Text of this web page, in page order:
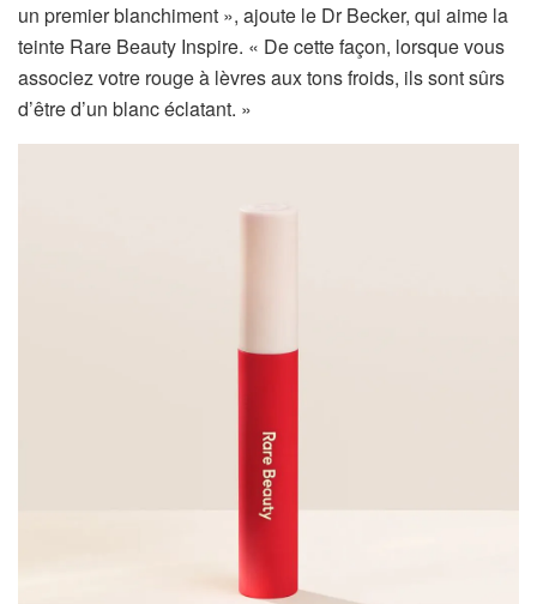
un premier blanchiment », ajoute le Dr Becker, qui aime la
teinte Rare Beauty Inspire. « De cette façon, lorsque vous
associez votre rouge à lèvres aux tons froids, ils sont sûrs
d’être d’un blanc éclatant. »